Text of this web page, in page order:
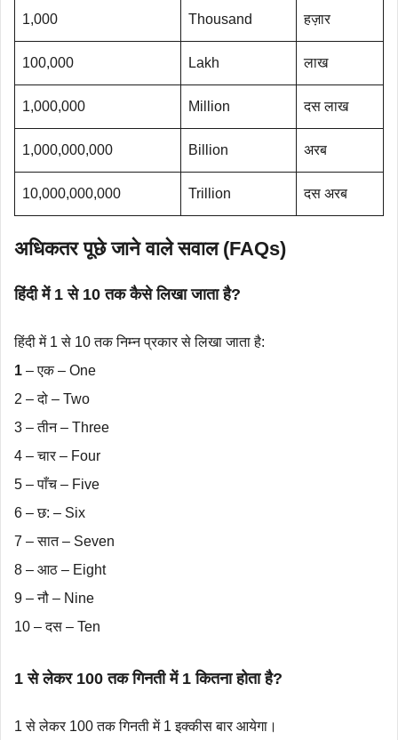
1,000 Thousand हज़ार
100,000 Lakh लाख
1,000,000 Million दस लाख
1,000,000,000 Billion अरब
10,000,000,000 Trillion दस अरब
अधिकतर पूछे जाने वाले सवाल (FAQs)
हिंदी में 1 से 10 तक कैसे लिखा जाता है?
हिंदी में 1 से 10 तक निम्न प्रकार से लिखा जाता है:
1 – एक – One
2 – दो – Two
3 – तीन – Three
4 – चार – Four
5 – पाँच – Five
6 – छ: – Six
7 – सात – Seven
8 – आठ – Eight
9 – नौ – Nine
10 – दस – Ten
1 से लेकर 100 तक गिनती में 1 कितना होता है?
1 से लेकर 100 तक गिनती में 1 इक्कीस बार आयेगा।